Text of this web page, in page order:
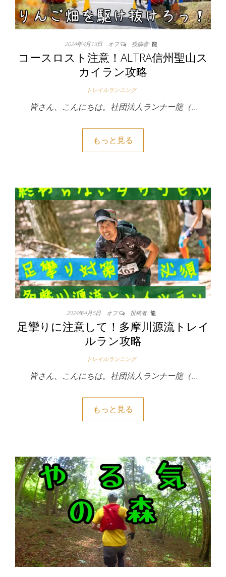
2024年4月13日 オフ 投稿者: 龍
コースロスト注意！ALTRA信州聖山ス
カイラン攻略
トレイルランニング
皆さん、こんにちは。社団法人ランナー龍（…
もっと見る
2024年4月5日 オフ 投稿者: 龍
足攣りに注意して！多摩川源流トレイ
ルラン攻略
トレイルランニング
皆さん、こんにちは。社団法人ランナー龍（…
もっと見る